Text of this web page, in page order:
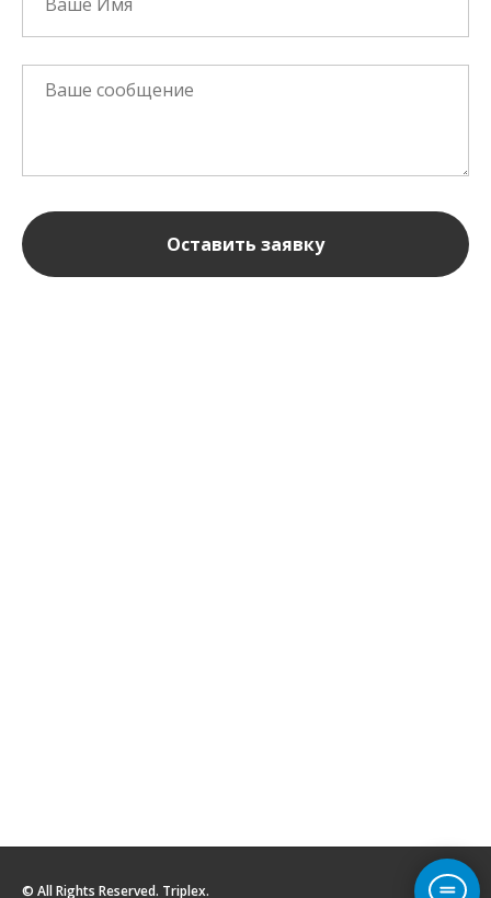
Оставить заявку
© All Rights Reserved. Triplex.